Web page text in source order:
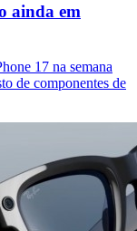
ainda em
17 na semana
de componentes de